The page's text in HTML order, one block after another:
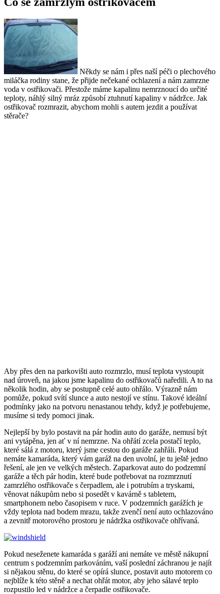
Někdy se nám i přes naší péči o plechového
miláčka rodiny stane, že přijde nečekané ochlazení a nám zamrzne
voda v ostřikovači. Přestože máme kapalinu nemrznoucí do určité
teploty, náhlý silný mráz způsobí ztuhnutí kapaliny v nádržce. Jak
ostřikovač rozmrazit, abychom mohli s autem jezdit a používat
stěrače?
Aby přes den na parkovišti auto rozmrzlo, musí teplota vystoupit
nad úroveň, na jakou jsme kapalinu do ostřikovačů naředili. A to na
několik hodin, aby se postupně celé auto ohřálo. Výrazně nám
pomůže, pokud svítí slunce a auto nestojí ve stínu. Takové ideální
podmínky jako na potvoru nenastanou tehdy, když je potřebujeme,
musíme si tedy pomoci jinak.
Nejlepší by bylo postavit na pár hodin auto do garáže, nemusí být
ani vytápěna, jen ať v ní nemrzne. Na ohřátí zcela postačí teplo,
které sálá z motoru, který jsme cestou do garáže zahřáli. Pokud
nemáte kamaráda, který vám garáž na den uvolní, je tu ještě jedno
řešení, ale jen ve velkých městech. Zaparkovat auto do podzemní
garáže a těch pár hodin, které bude potřebovat na rozmrznutí
zamrzlého ostřikovače s čerpadlem, ale i potrubím a tryskami,
věnovat nákupům nebo si posedět v kavárně s tabletem,
smartphonem nebo časopisem v ruce. V podzemních garážích je
vždy teplota nad bodem mrazu, takže zvenčí není auto ochlazováno
a zevnitř motorového prostoru je nádržka ostřikovače ohřívaná.
Pokud neseženete kamaráda s garáží ani nemáte ve městě nákupní
centrum s podzemním parkováním, vaší poslední záchranou je najít
si nějakou stěnu, do které se opírá slunce, postavit auto motorem co
nejblíže k této stěně a nechat ohřát motor, aby jeho sálavé teplo
rozpustilo led v nádržce a čerpadle ostřikovače.